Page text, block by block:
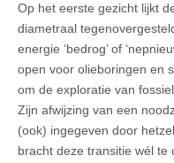
Op het eerste gezicht lijkt
diametraal
energie ‘bedrog’ of
open voor olieboringen en
om de exploratie van
Zijn afwijzing van een
(ook) ingegeven door
bracht deze transitie wél te